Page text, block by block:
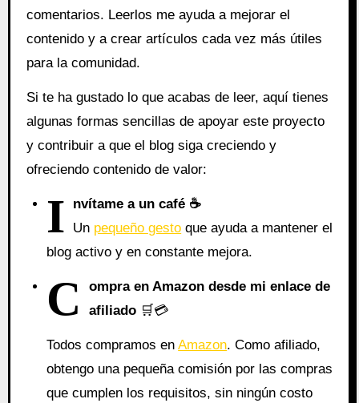
comentarios. Leerlos me ayuda a mejorar el
contenido y a crear artículos cada vez más útiles
para la comunidad.
Si te ha gustado lo que acabas de leer, aquí tienes
algunas formas sencillas de apoyar este proyecto
y contribuir a que el blog siga creciendo y
ofreciendo contenido de valor:
I
nvítame a un café ☕
Un pequeño gesto que ayuda a mantener el
blog activo y en constante mejora.
C
ompra en Amazon desde mi enlace de
afiliado 🛒💳
Todos compramos enAmazon. Como afiliado,
obtengo una pequeña comisión por las compras
que cumplen los requisitos, sin ningún costo